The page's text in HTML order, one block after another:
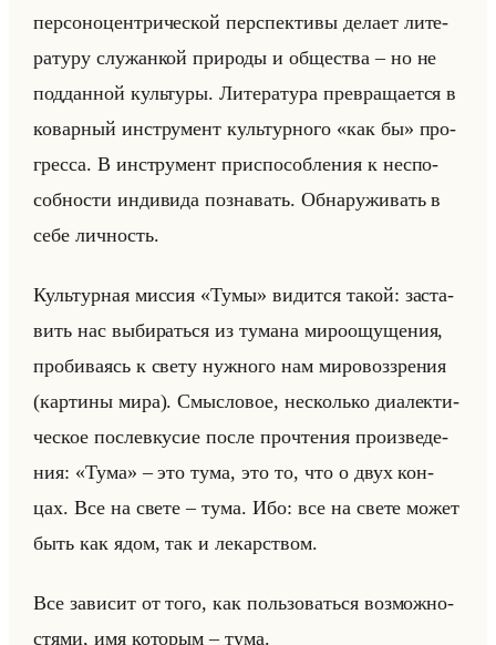
пер­со­но­цен­три­че­ской пер­спек­ти­вы де­ла­ет ли­те­
ра­ту­ру слу­жан­кой при­ро­ды и об­ще­ства – но не
под­дан­ной культу­ры. Ли­те­ра­ту­ра пре­вра­ща­ет­ся в
ко­вар­ный ин­стру­мент культур­но­го «как бы» про­
грес­са. В ин­стру­мент при­спо­соб­ле­ния к неспо­
соб­но­сти ин­ди­ви­да по­зна­вать. Об­на­ру­жи­вать в
себе лич­ность.
Культур­ная мис­сия «Тумы» ви­дит­ся такой: за­ста­
вить нас вы­би­раться из ту­ма­на ми­ро­ощу­ще­ния,
про­би­ва­ясь к свету нуж­но­го нам ми­ро­воз­зре­ния
(кар­ти­ны мира). Смыс­ло­вое, несколько диа­лек­ти­
че­ское по­сле­вку­сие после про­чте­ния про­из­ве­де­
ния: «Тума» – это тума, это то, что о двух кон­
цах. Все на свете – тума. Ибо: все на свете может
быть как ядом, так и ле­кар­ством.
Все за­ви­сит от того, как пользо­ваться воз­мож­но­
стя­ми, имя ко­то­рым – тума.